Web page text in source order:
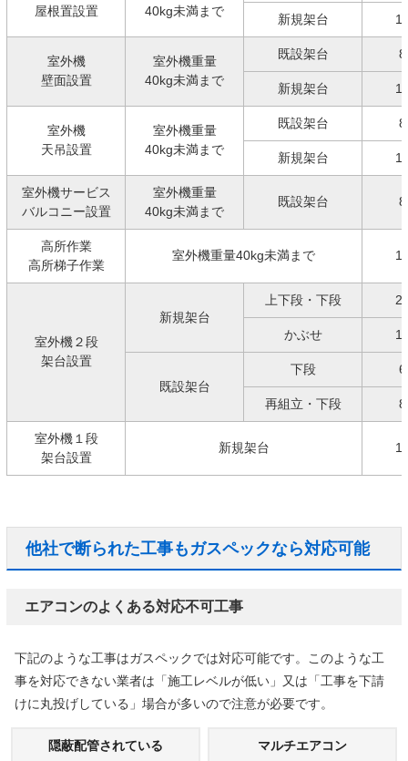
屋根置設置 40kg未満まで
新規架台
室外機
壁面設置
室外機重量
40kg未満まで
既設架台
新規架台
室外機
天吊設置
室外機重量
40kg未満まで
既設架台
新規架台
室外機サービス
バルコニー設置
室外機重量
40kg未満まで
既設架台
高所作業
高所梯子作業
室外機重量40kg未満まで
室外機２段
架台設置
新規架台
上下段・下段
かぶせ
既設架台
下段
再組立・下段
室外機１段
架台設置
新規架台
他社で断られた工事もガスペックなら対応可能
エアコンのよくある対応不可工事
下記のような工事はガスペックでは対応可能です。このような工
事を対応できない業者は「施工レベルが低い」又は「工事を下請
けに丸投げしている」場合が多いので注意が必要です。
隠蔽配管されている マルチエアコン